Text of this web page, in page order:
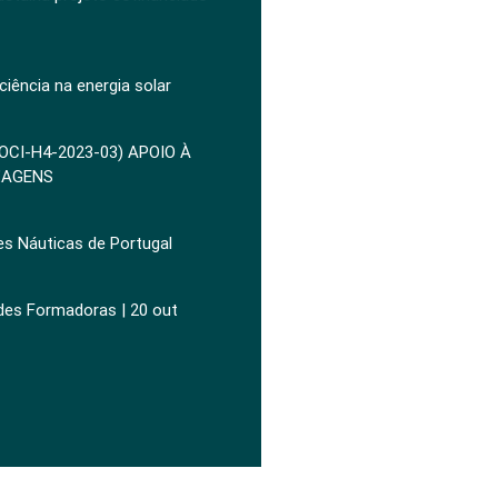
na energia solar
H4-2023-03) APOIO À
Náuticas de Portugal
Formadoras | 20 out